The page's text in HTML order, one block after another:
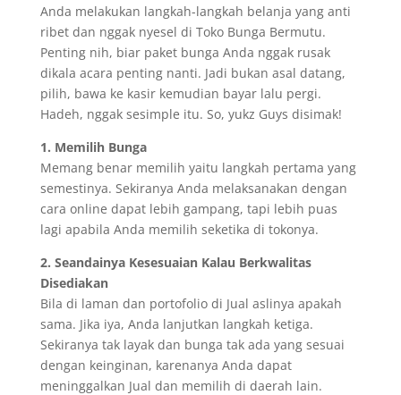
Anda melakukan langkah-langkah belanja yang anti
ribet dan nggak nyesel di Toko Bunga Bermutu.
Penting nih, biar paket bunga Anda nggak rusak
dikala acara penting nanti. Jadi bukan asal datang,
pilih, bawa ke kasir kemudian bayar lalu pergi.
Hadeh, nggak sesimple itu. So, yukz Guys disimak!
1. Memilih Bunga
Memang benar memilih yaitu langkah pertama yang
semestinya. Sekiranya Anda melaksanakan dengan
cara online dapat lebih gampang, tapi lebih puas
lagi apabila Anda memilih seketika di tokonya.
2. Seandainya Kesesuaian Kalau Berkwalitas
Disediakan
Bila di laman dan portofolio di Jual aslinya apakah
sama. Jika iya, Anda lanjutkan langkah ketiga.
Sekiranya tak layak dan bunga tak ada yang sesuai
dengan keinginan, karenanya Anda dapat
meninggalkan Jual dan memilih di daerah lain.